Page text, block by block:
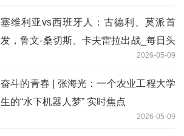
塞维利亚vs西班牙人：古德利、莫派首
发，鲁文-桑切斯、卡夫雷拉出战_每日头
2026-05-09
奋斗的青春 | 张海光：一个农业工程大学
生的“水下机器人梦” 实时焦点
2026-05-09